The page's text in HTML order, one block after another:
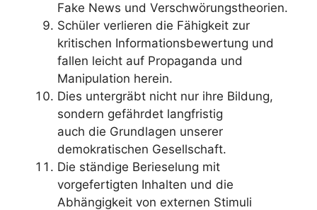
Fake News und Verschwörungstheorien.
Schüler verlieren die Fähigkeit zur
kritischen Informationsbewertung und
fallen leicht auf Propaganda und
Manipulation herein.
Dies untergräbt nicht nur ihre Bildung,
sondern gefährdet langfristig
auch die Grundlagen unserer
demokratischen Gesellschaft.
Die ständige Berieselung mit
vorgefertigten Inhalten und die
Abhängigkeit von externen Stimuli